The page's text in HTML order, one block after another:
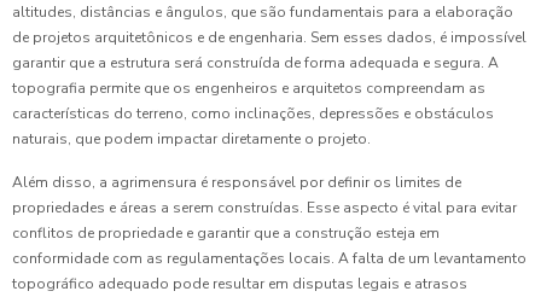
altitudes, distâncias e ângulos, que são fundamentais para a elaboração
de projetos arquitetônicos e de engenharia. Sem esses dados, é impossível
garantir que a estrutura será construída de forma adequada e segura. A
topografia permite que os engenheiros e arquitetos compreendam as
características do terreno, como inclinações, depressões e obstáculos
naturais, que podem impactar diretamente o projeto.
Além disso, a agrimensura é responsável por definir os limites de
propriedades e áreas a serem construídas. Esse aspecto é vital para evitar
conflitos de propriedade e garantir que a construção esteja em
conformidade com as regulamentações locais. A falta de um levantamento
topográfico adequado pode resultar em disputas legais e atrasos